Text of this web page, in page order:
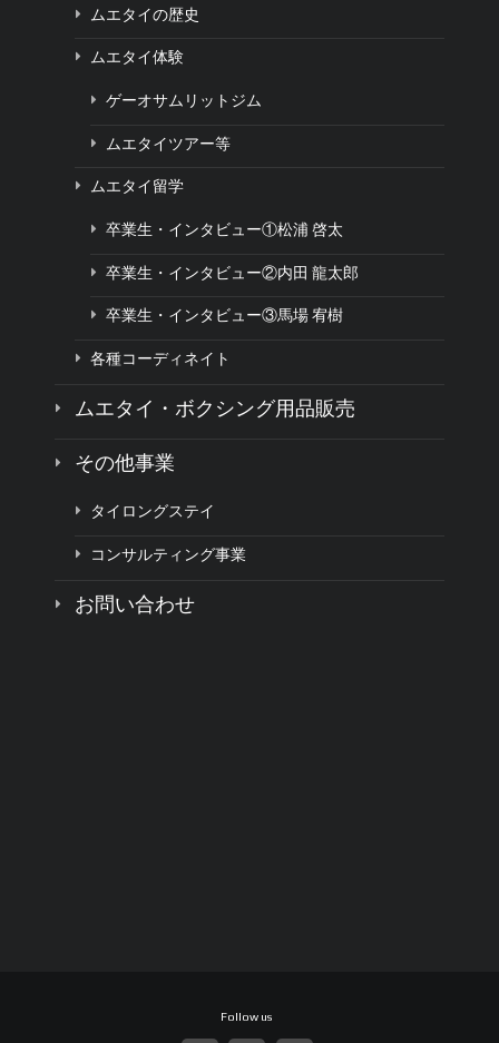
ムエタイの歴史
ムエタイ体験
ゲーオサムリットジム
ムエタイツアー等
ムエタイ留学
卒業生・インタビュー①松浦 啓太
卒業生・インタビュー②内田 龍太郎
卒業生・インタビュー③馬場 宥樹
各種コーディネイト
ムエタイ・ボクシング用品販売
その他事業
タイロングステイ
コンサルティング事業
お問い合わせ